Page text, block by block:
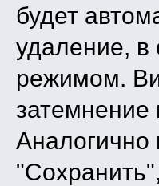
будет
удаление, в
режимом.
затемнение
Аналогично